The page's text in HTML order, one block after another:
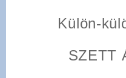
Külön-
SZETT